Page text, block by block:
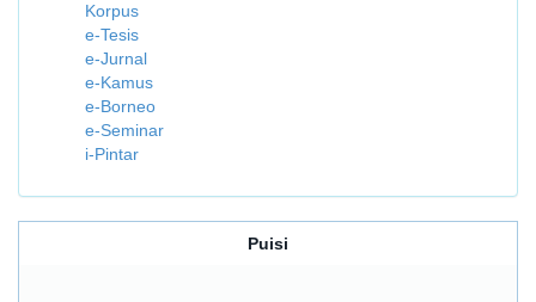
Korpus
e-Tesis
e-Jurnal
e-Kamus
e-Borneo
e-Seminar
i-Pintar
Puisi